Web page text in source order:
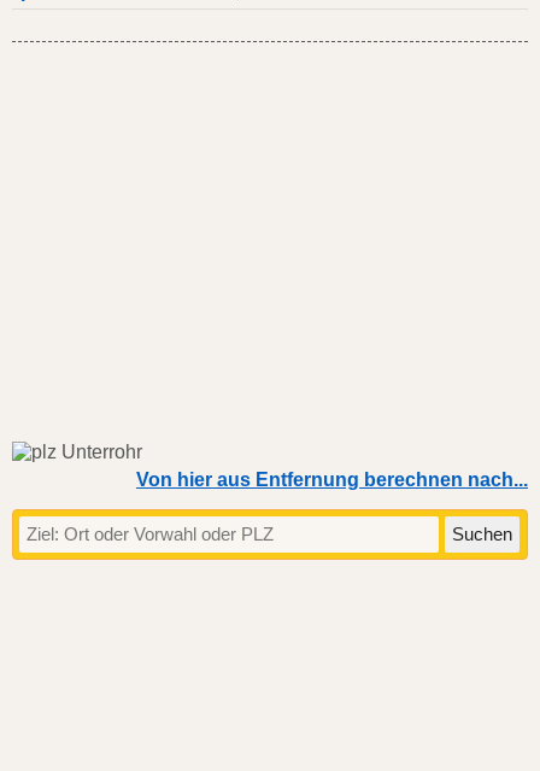
Von hier aus Entfernung berechnen nach...